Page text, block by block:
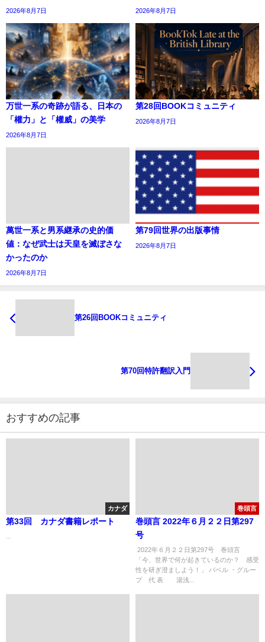
2026年8月7日 2026年8月7日
万世一系の奇跡が語る、日本の
「權力」と「權威」の美学
2026年8月7日
第28回BOOKコミュニティ
2026年8月7日
萬世一系と男系継承の史的価
値：なぜ武士は天皇を滅ぼさな
かったのか
2026年8月7日
第79回世界の出版事情
2026年8月7日
第26回BOOKコミュニティ
第70回特許翻訳入門
おすすめの記事
カナダ
第33回 カナダ書籍レポート
巻頭言
巻頭言 2022年６月２２日第297
号
2022年６月２２日第297号 巻頭言
「今、世界で何が起きているのか？ 感受
性を研ぎ澄ましよう！」 バベル ・グルー
プ 代 表 湯浅...